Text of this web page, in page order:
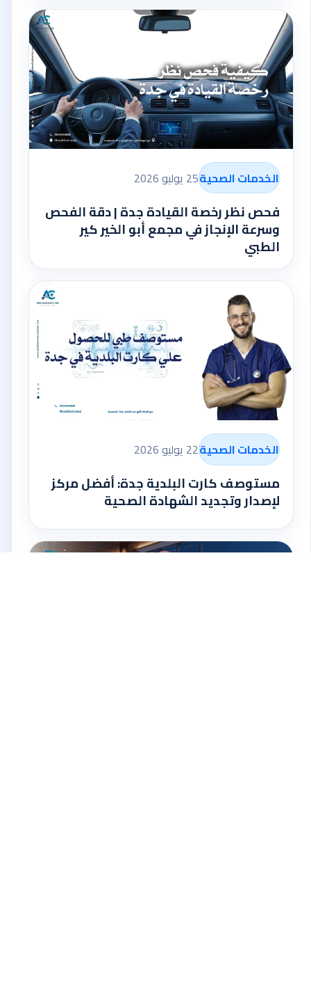
الخدمات الصحية25 يوليو 2026
فحص نظر رخصة القيادة جدة | دقة الفحص
وسرعة الإنجاز في مجمع أبو الخير كير
الطبي
الخدمات الصحية22 يوليو 2026
مستوصف كارت البلدية جدة: أفضل مركز
لإصدار وتجديد الشهادة الصحية